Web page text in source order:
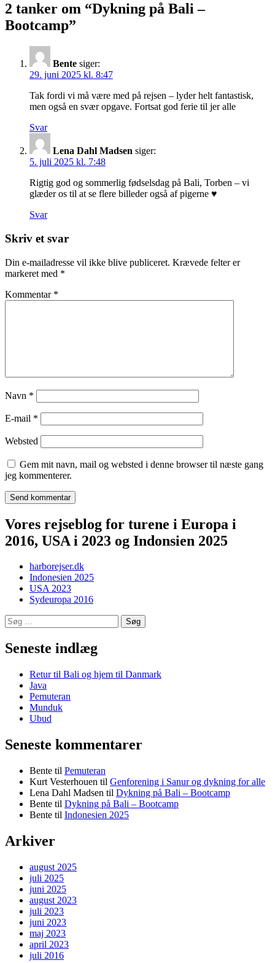
2 tanker om “Dykning på Bali –
Bootcamp”
Bente siger:
29. juni 2025 kl. 8:47
Tak fordi vi må være med på rejsen – lyder helt fantastisk,
men også en svær opgave. Fortsat god ferie til jer alle
Svar
Lena Dahl Madsen siger:
5. juli 2025 kl. 7:48
Rigtig god og sommerlig fødselsdag på Bali, Torben – vi
glæder os til at se flere billeder også af pigerne ♥️
Svar
Skriv et svar
Din e-mailadresse vil ikke blive publiceret. Krævede felter er
markeret med *
Kommentar *
Navn *
E-mail *
Websted
Gem mit navn, mail og websted i denne browser til næste gang
jeg kommenterer.
Vores rejseblog for turene i Europa i
2016, USA i 2023 og Indonsien 2025
harborejser.dk
Indonesien 2025
USA 2023
Sydeuropa 2016
Søg
efter:
Seneste indlæg
Retur til Bali og hjem til Danmark
Java
Pemuteran
Munduk
Ubud
Seneste kommentarer
Bente til Pemuteran
Kurt Vesterhouen til Genforening i Sanur og dykning for alle
Lena Dahl Madsen til Dykning på Bali – Bootcamp
Bente til Dykning på Bali – Bootcamp
Bente til Indonesien 2025
Arkiver
august 2025
juli 2025
juni 2025
august 2023
juli 2023
juni 2023
maj 2023
april 2023
juli 2016